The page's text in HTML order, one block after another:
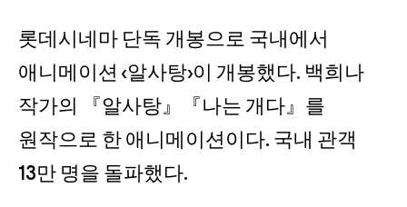
롯데시네마 단독 개봉으로 국내에서
애니메이션 <알사탕>이 개봉했다. 백희나
작가의 『알사탕』『나는 개다』를
원작으로 한 애니메이션이다. 국내 관객
13만 명을 돌파했다.